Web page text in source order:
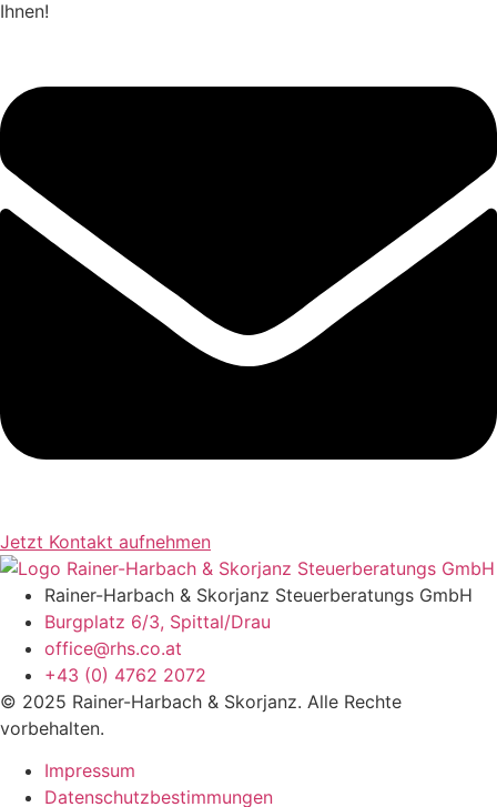
Ihnen!
Jetzt Kontakt aufnehmen
Rainer-Harbach & Skorjanz Steuerberatungs GmbH
Burgplatz 6/3, Spittal/Drau
office@rhs.co.at
+43 (0) 4762 2072
© 2025 Rainer-Harbach & Skorjanz. Alle Rechte
vorbehalten.
Impressum
Datenschutzbestimmungen